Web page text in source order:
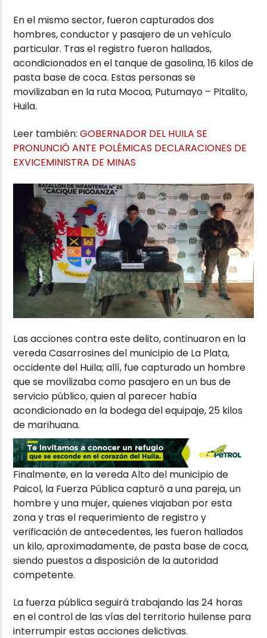
En el mismo sector, fueron capturados dos
hombres, conductor y pasajero de un vehículo
particular. Tras el registro fueron hallados,
acondicionados en el tanque de gasolina, 16 kilos de
pasta base de coca. Estas personas se
movilizaban en la ruta Mocoa, Putumayo – Pitalito,
Huila.
Leer también:GOBERNADOR DEL HUILA SE
PRONUNCIÓ ANTE POLÉMICAS DECLARACIONES DE
EXVICEMINISTRA DE MINAS
Las acciones contra este delito, continuaron en la
vereda Casarrosines del municipio de La Plata,
occidente del Huila; allí, fue capturado un hombre
que se movilizaba como pasajero en un bus de
servicio público, quien al parecer había
acondicionado en la bodega del equipaje, 25 kilos
de marihuana.
Finalmente, en la vereda Alto del municipio de
Paicol, la Fuerza Pública capturó a una pareja, un
hombre y una mujer, quienes viajaban por esta
zona y tras el requerimiento de registro y
verificación de antecedentes, les fueron hallados
un kilo, aproximadamente, de pasta base de coca,
siendo puestos a disposición de la autoridad
competente.
La fuerza pública seguirá trabajando las 24 horas
en el control de las vías del territorio huilense para
interrumpir estas acciones delictivas.